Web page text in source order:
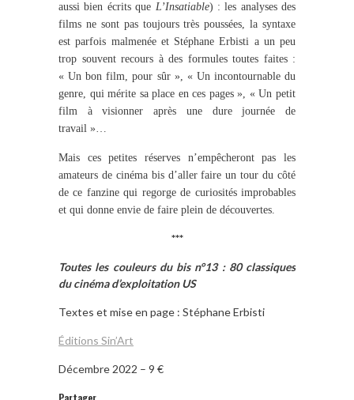
aussi bien écrits que L’Insatiable) : les analyses des
films ne sont pas toujours très poussées, la syntaxe
est parfois malmenée et Stéphane Erbisti a un peu
trop souvent recours à des formules toutes faites :
« Un bon film, pour sûr », « Un incontournable du
genre, qui mérite sa place en ces pages », « Un petit
film à visionner après une dure journée de
travail »…
Mais ces petites réserves n’empêcheront pas les
amateurs de cinéma bis d’aller faire un tour du côté
de ce fanzine qui regorge de curiosités improbables
et qui donne envie de faire plein de découvertes.
***
Toutes les couleurs du bis n°13 : 80 classiques
du cinéma d’exploitation US
Textes et mise en page : Stéphane Erbisti
Éditions Sin’Art
Décembre 2022 – 9 €